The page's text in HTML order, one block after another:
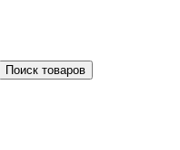
Поиск товаров